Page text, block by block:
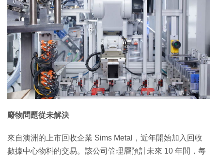
IT Times
生成式AI與雲端應用
Enterprise Digital Transformation
特集
廢物問題從未解決
來自澳洲的上市回收企業 Sims Metal，近年開始加入回收
數據中心物料的交易。該公司管理層預計未來 10 年間，每